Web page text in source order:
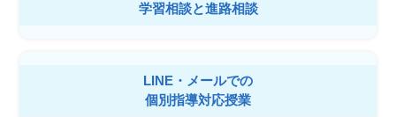
学習相談と進路相談
LINE・メールでの
個別指導対応授業